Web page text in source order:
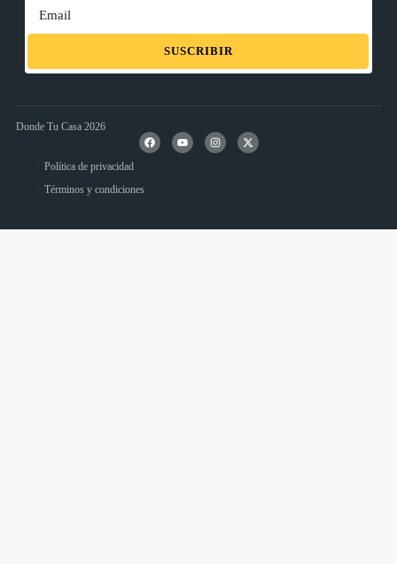
SUSCRIBIR
Donde Tu Casa 2026
Política de privacidad
Términos y condiciones